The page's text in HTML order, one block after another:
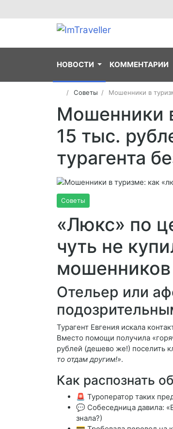
НОВОСТИ КОММЕНТАРИИ
Советы Мошенники в
Мошенники
15 тыс.
турагента
Советы
«Люкс» по
чуть не
мошенников
Отельер или
Турагент Евгения искала
Вместо помощи получила
рублей (дешево же!) поселить
то отдам другим!».
Как распознать
🚨 Туроператор таких
💬 Собеседница давила:
знала?)